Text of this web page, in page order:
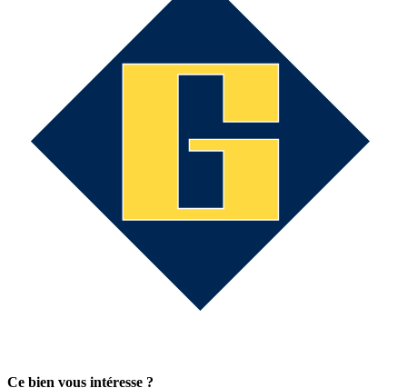
Ce bien vous intéresse ?